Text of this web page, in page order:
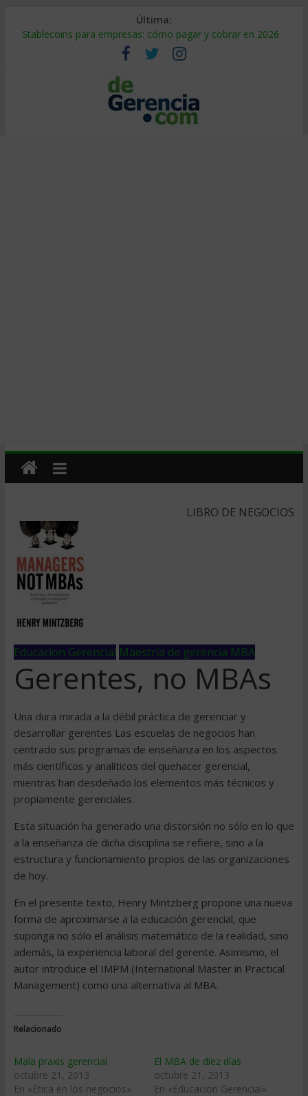
Última:
Stablecoins para empresas: cómo pagar y cobrar en 2026
Despido silencioso: qué es y por qué sale tan caro
IA en selección de personal: cómo auditarla a tiempo
Trabajo forzoso en la cadena de suministro: qué hacer
Mercado hispano de EE. UU.: cómo segmentarlo y venderle
LIBRO DE NEGOCIOS
Educacion Gerencial Maestría de gerencia MBA
Gerentes, no MBAs
Una dura mirada a la débil práctica de gerenciar y
desarrollar gerentes Las escuelas de negocios han
centrado sus programas de enseñanza en los aspectos
más científicos y analíticos del quehacer gerencial,
mientras han desdeñado los elementos más técnicos y
propiamente gerenciales.
Esta situación ha generado una distorsión no sólo en lo que
a la enseñanza de dicha disciplina se refiere, sino a la
estructura y funcionamiento propios de las organizaciones
de hoy.
En el presente texto, Henry Mintzberg propone una nueva
forma de aproximarse a la educación gerencial, que
suponga no sólo el análisis matemático de la realidad, sino
además, la experiencia laboral del gerente. Asimismo, el
autor introduce el IMPM (International Master in Practical
Management) como una alternativa al MBA.
Relacionado
Mala praxis gerencial
octubre 21, 2013
En «Etica en los negocios»
El MBA de diez días
octubre 21, 2013
En «Educacion Gerencial»